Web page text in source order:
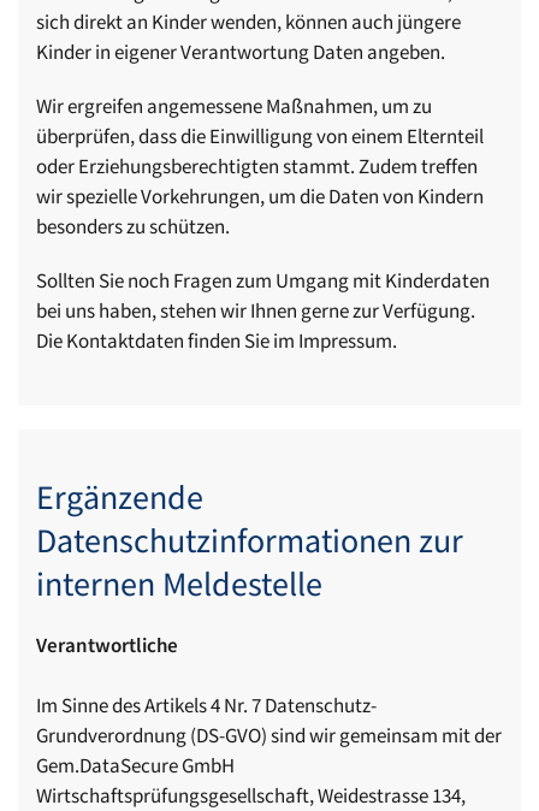
sich direkt an Kinder wenden, können auch jüngere
Kinder in eigener Verantwortung Daten angeben.
Wir ergreifen angemessene Maßnahmen, um zu
überprüfen, dass die Einwilligung von einem Elternteil
oder Erziehungsberechtigten stammt. Zudem treffen
wir spezielle Vorkehrungen, um die Daten von Kindern
besonders zu schützen.
Sollten Sie noch Fragen zum Umgang mit Kinderdaten
bei uns haben, stehen wir Ihnen gerne zur Verfügung.
Die Kontaktdaten finden Sie im Impressum.
Ergänzende
Datenschutzinformationen zur
internen Meldestelle
Verantwortliche
Im Sinne des Artikels 4 Nr. 7 Datenschutz-
Grundverordnung (DS-GVO) sind wir gemeinsam mit der
Gem.DataSecure GmbH
Wirtschaftsprüfungsgesellschaft, Weidestrasse 134,